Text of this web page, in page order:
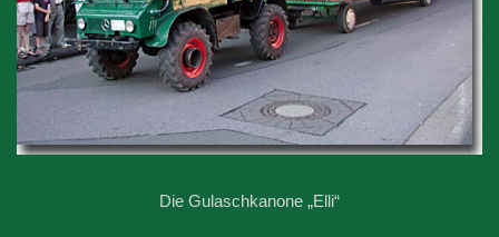
Die Gulaschkanone „Elli“